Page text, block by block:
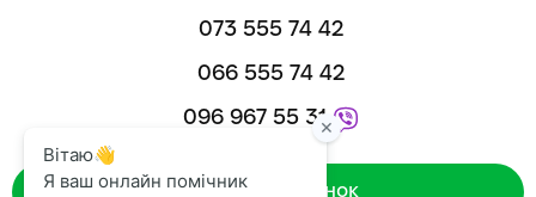
073 555 74 42
066 555 74 42
096 967 55 31
Зворотний дзвінок